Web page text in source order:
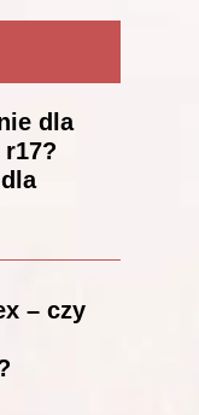
dla
r17?
– czy